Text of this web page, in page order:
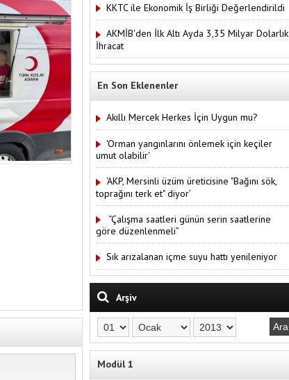
KKTC ile Ekonomik İş Birliği Değerlendirildi
AKMİB'den İlk Altı Ayda 3,35 Milyar Dolarlık
İhracat
En Son Eklenenler
Akıllı Mercek Herkes İçin Uygun mu?
'Orman yangınlarını önlemek için keçiler
umut olabilir'
‘AKP, Mersinli üzüm üreticisine "Bağını sök,
toprağını terk et" diyor’
“Çalışma saatleri günün serin saatlerine
göre düzenlenmeli”
Sık arızalanan içme suyu hattı yenileniyor
Arşiv
Modül 1